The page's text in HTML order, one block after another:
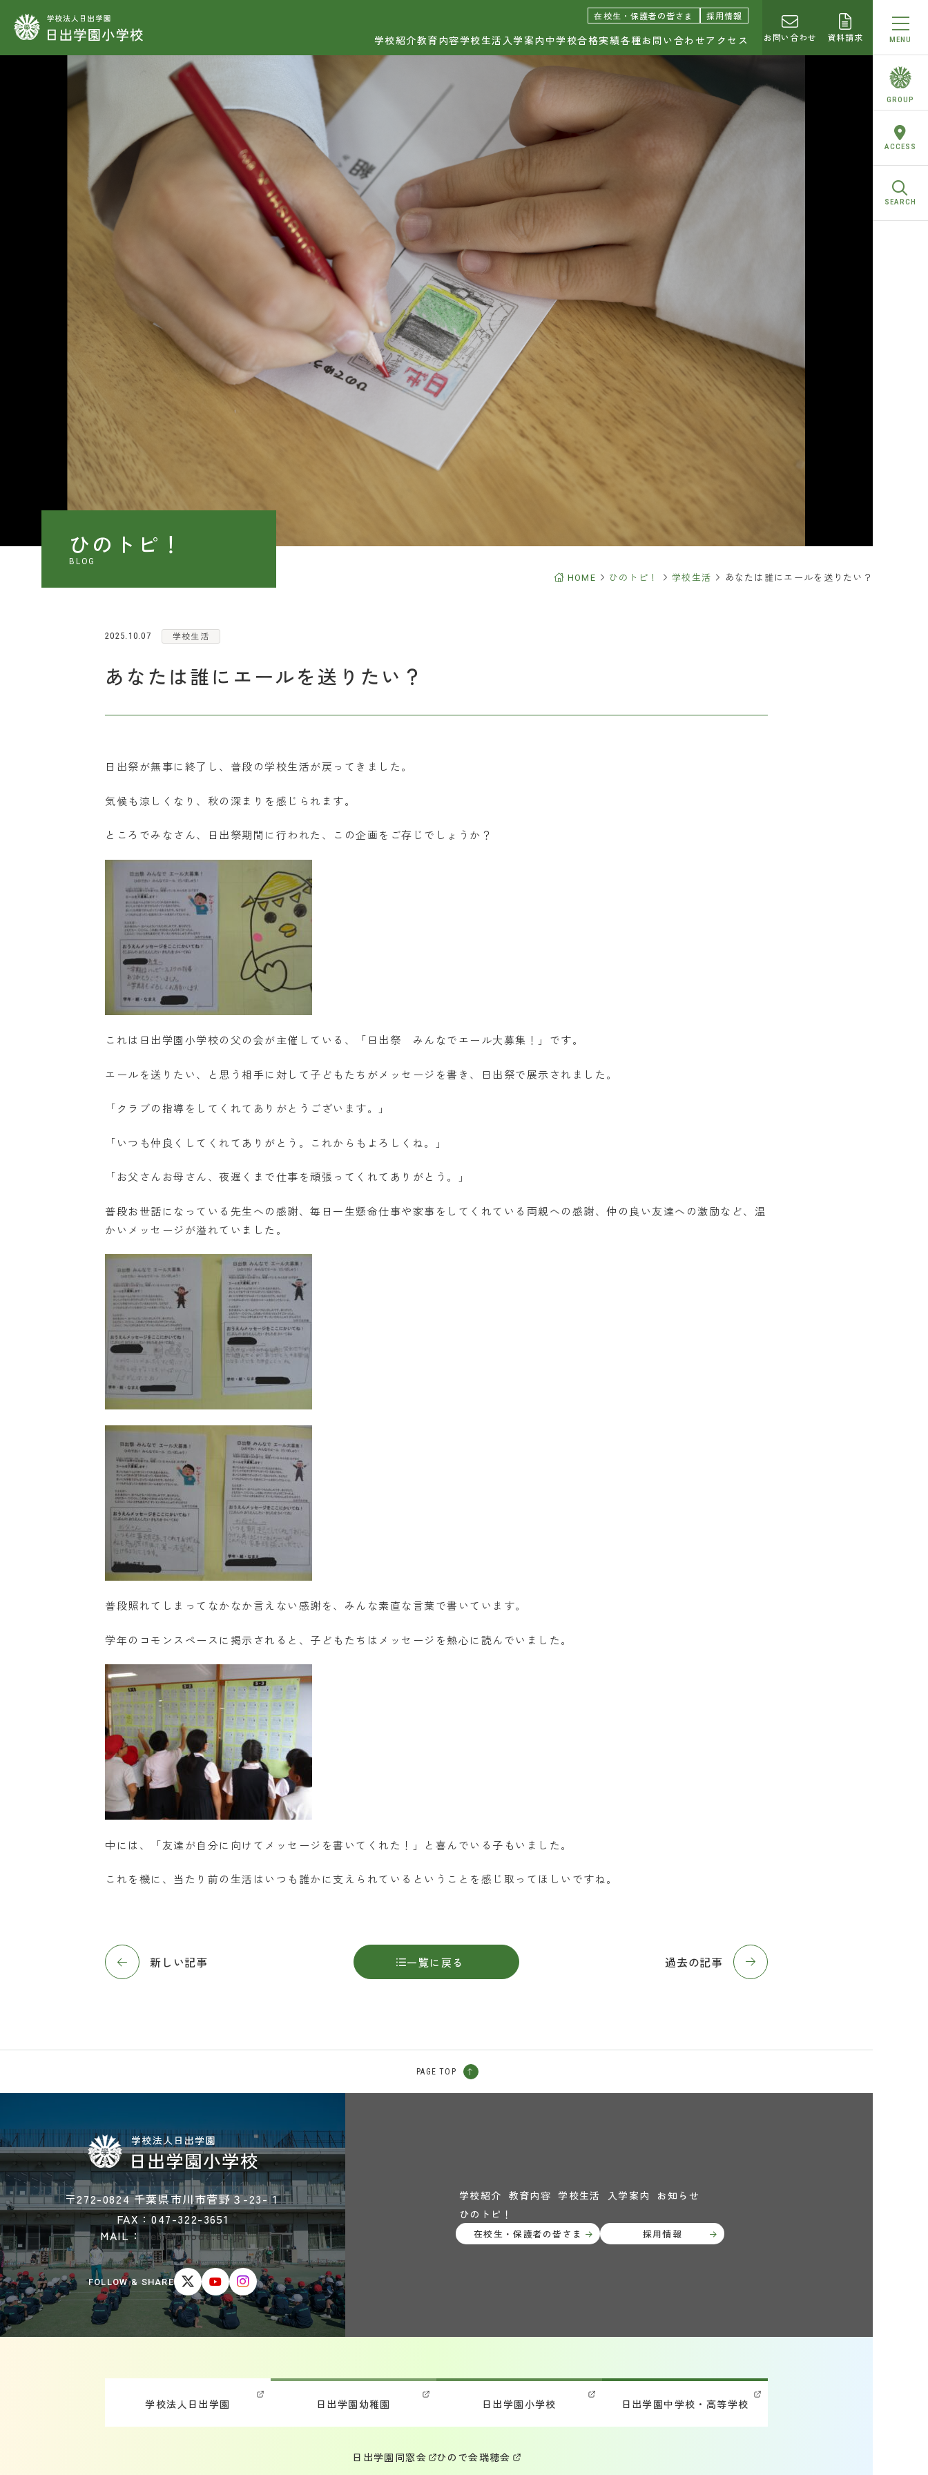
在校生・保護者の皆さま 採用情報
学校紹介教育内容学校生活 入学案内 中学校合格実績各種お問い合わせアクセス お問い合わせ 資料請求
教育理念・学校長挨拶
学校の取り組み
施設紹介
制服紹介
教育の特長
教育課程
教科概要
時間割
学校生活
年間行事
小学校の1日
カウンセラー・相談室
入学案内
入試情報
個別案内お申込み
各種諸費用
転編入学案内
日和かっぱペーパークラフト
アフタースクールについて
お知らせ
ひのトピ！
各種お問い合わせ
よくあるご質問
お問い合わせ
資料請求
在校生・保護者の皆さま
採用情報
このサイトについて
個人情報の取り扱いについて
MENU
GROUP
ACCESS
SEARCH
ひのトピ！
BLOG
HOME ひのトピ！ 学校生活 あなたは誰にエールを送りたい？
2025.10.07 学校生活
あなたは誰にエールを送りたい？
日出祭が無事に終了し、普段の学校生活が戻ってきました。
気候も涼しくなり、秋の深まりを感じられます。
ところでみなさん、日出祭期間に行われた、この企画をご存じでしょうか？
これは日出学園小学校の父の会が主催している、「日出祭 みんなでエール大募集！」です。
エールを送りたい、と思う相手に対して子どもたちがメッセージを書き、日出祭で展示されました。
「クラブの指導をしてくれてありがとうございます。」
「いつも仲良くしてくれてありがとう。これからもよろしくね。」
「お父さんお母さん、夜遅くまで仕事を頑張ってくれてありがとう。」
普段お世話になっている先生への感謝、毎日一生懸命仕事や家事をしてくれている両親への感謝、仲の良い友達への激励など、温
かいメッセージが溢れていました。
普段照れてしまってなかなか言えない感謝を、みんな素直な言葉で書いています。
学年のコモンスペースに掲示されると、子どもたちはメッセージを熱心に読んでいました。
中には、「友達が自分に向けてメッセージを書いてくれた！」と喜んでいる子もいました。
これを機に、当たり前の生活はいつも誰かに支えられているということを感じ取ってほしいですね。
新しい記事 一覧に戻る 過去の記事
PAGE TOP
〒272-0824 千葉県市川市菅野３-23-１
FAX：047-322-3651
MAIL：web@hinode.ed.jp
FOLLOW & SHARE
学校紹介 教育内容 学校生活 入学案内
お知らせ
ひのトピ！
在校生・保護者の皆さま 採用情報
学校法人日出学園 日出学園幼稚園 日出学園小学校 日出学園中学校・高等学校
日出学園同窓会 ひので会瑞穂会